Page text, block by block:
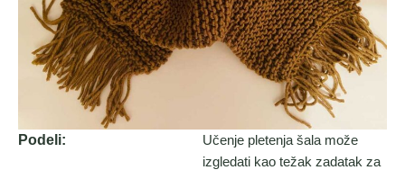
Podeli:
Učenje pletenja šala može
izgledati kao težak zadatak za